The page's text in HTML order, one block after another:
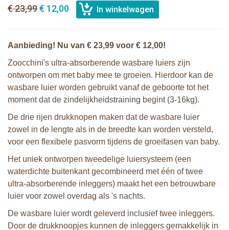
€ 23,99€ 12,00
Aanbieding! Nu van € 23,99 voor € 12,00!
Zoocchini's ultra-absorberende wasbare luiers zijn
ontworpen om met baby mee te groeien. Hierdoor kan de
wasbare luier worden gebruikt vanaf de geboorte tot het
moment dat de zindelijkheidstraining begint (3-16kg).
De drie rijen drukknopen maken dat de wasbare luier
zowel in de lengte als in de breedte kan worden versteld,
voor een flexibele pasvorm tijdens de groeifasen van baby.
Het uniek ontworpen tweedelige luiersysteem (een
waterdichte buitenkant gecombineerd met één of twee
ultra-absorberende inleggers) maakt het een betrouwbare
luier voor zowel overdag als 's nachts.
De wasbare luier wordt geleverd inclusief twee inleggers.
Door de drukknoopjes kunnen de inleggers gemakkelijk in